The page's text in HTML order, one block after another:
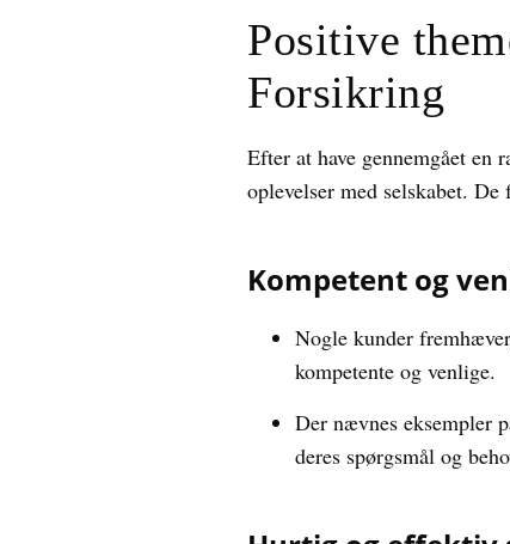
Positive
Forsikring
Efter at have gennemgået
oplevelser med selskabet.
Kompetent og
Nogle kunder
kompetente og venlige.
Der nævnes eksempler
deres spørgsmål og